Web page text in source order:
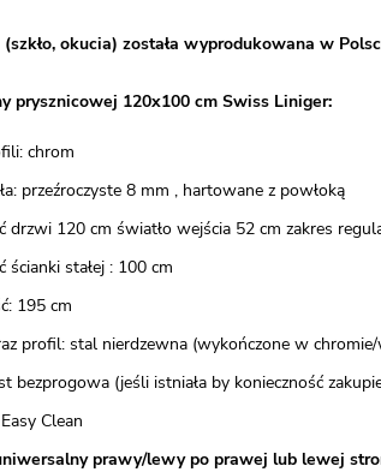
(szkło, okucia) została wyprodukowana w
prysznicowej 120x100 cm Swiss Liniger:
chrom
przeźroczyste 8 mm , hartowane z powłoką
drzwi 120 cm światło wejścia 52 cm zakres
ścianki stałej : 100 cm
195 cm
profil: stal nierdzewna (wykończone w
bezprogowa (jeśli istniała by konieczność
Clean
prawy/lewy po prawej lub lewej